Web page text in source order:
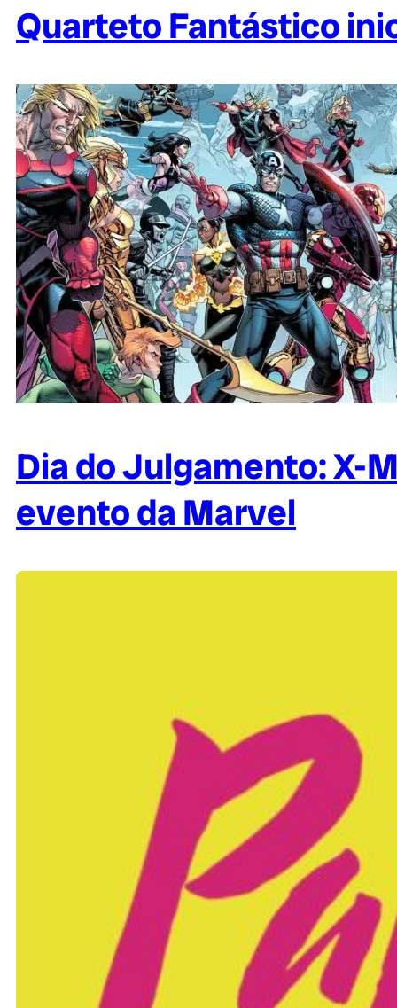
Quarteto Fantástico
Dia do Julgamento: X-
evento da Marvel